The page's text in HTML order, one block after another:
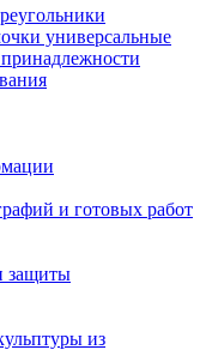
универсальные
и готовых работ
защиты
из